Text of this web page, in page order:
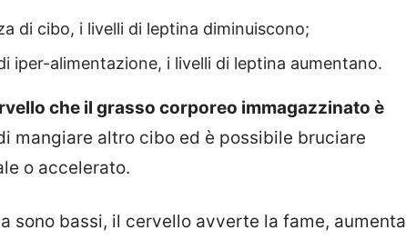
di cibo, i livelli di leptina diminuiscono;
iper-alimentazione, i livelli di leptina aumentano.
che il grasso corporeo immagazzinato è
mangiare altro cibo ed è possibile bruciare
o accelerato.
sono bassi, il cervello avverte la fame, aumenta